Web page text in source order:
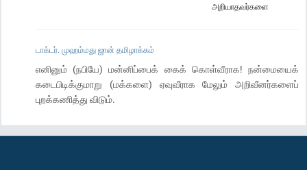
அறியாதவர்களை
டாக்டர். முஹம்மது ஜான் தமிழாக்கம்
எனினும் (நபியே) மன்னிப்பைக் கைக் கொள்வீராக! நன்மையைக்
கடைபிடிக்குமாறு (மக்களை) ஏவுவீராக மேலும் அறிவீனர்களைப்
புறக்கணித்து விடும்.